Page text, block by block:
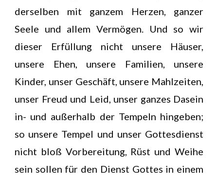
derselben mit ganzem Herzen, ganzer
Seele und allem Vermögen. Und so wir
dieser Erfüllung nicht unsere Häuser,
unsere Ehen, unsere Familien, unsere
Kinder, unser Geschäft, unsere Mahlzeiten,
unser Freud und Leid, unser ganzes Dasein
in- und außerhalb der Tempeln hingeben;
so unsere Tempel und unser Gottesdienst
nicht bloß Vorbereitung, Rüst und Weihe
sein sollen für den Dienst Gottes in einem